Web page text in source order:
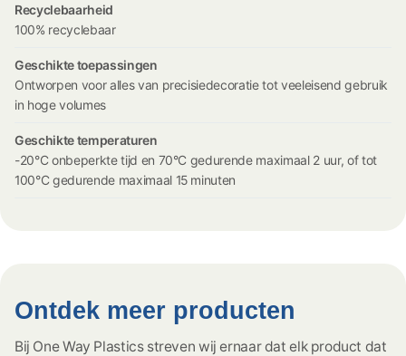
Recyclebaarheid
100% recyclebaar
Geschikte toepassingen
Ontworpen voor alles van precisiedecoratie tot veeleisend gebruik
in hoge volumes
Geschikte temperaturen
-20°C onbeperkte tijd en 70°C gedurende maximaal 2 uur, of tot
100°C gedurende maximaal 15 minuten
Ontdek meer producten
Bij One Way Plastics streven wij ernaar dat elk product dat